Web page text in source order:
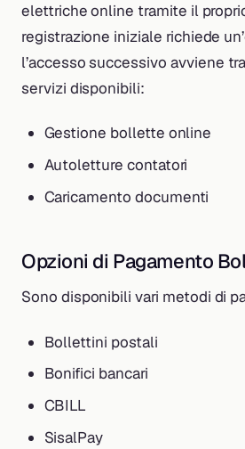
elettriche online tramite il
registrazione iniziale richiede
l’accesso successivo avviene
servizi disponibili:
Gestione bollette online
Autoletture contatori
Caricamento documenti
Opzioni di Pagamento
Sono disponibili vari metodi di
Bollettini postali
Bonifici bancari
CBILL
SisalPay